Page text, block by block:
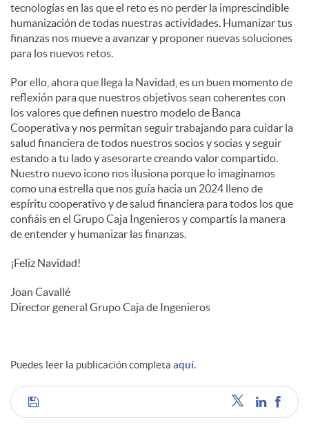
tecnologías en las que el reto es no perder la imprescindible
humanización de todas nuestras actividades. Humanizar tus
finanzas nos mueve a avanzar y proponer nuevas soluciones
para los nuevos retos.
Por ello, ahora que llega la Navidad, es un buen momento de
reflexión para que nuestros objetivos sean coherentes con
los valores que definen nuestro modelo de Banca
Cooperativa y nos permitan seguir trabajando para cuidar la
salud financiera de todos nuestros socios y socias y seguir
estando a tu lado y asesorarte creando valor compartido.
Nuestro nuevo icono nos ilusiona porque lo imaginamos
como una estrella que nos guía hacia un 2024 lleno de
espíritu cooperativo y de salud financiera para todos los que
confiáis en el Grupo Caja Ingenieros y compartís la manera
de entender y humanizar las finanzas.
¡Feliz Navidad!
Joan Cavallé
Director general Grupo Caja de Ingenieros
Puedes leer la publicación completa aquí.
C